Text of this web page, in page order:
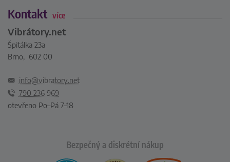
Kontakt více
Vibrátory.net
Špitálka 23a
Brno, 602 00
info@vibratory.net
790 236 969
otevřeno Po–Pá 7–18
Bezpečný a diskrétní nákup